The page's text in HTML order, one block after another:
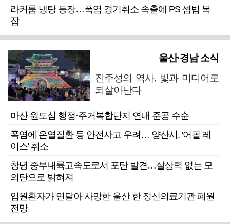
라커룸 냉탕 등장…폭염 경기취소 속출에 PS 셈법 복
잡
울산·경남 소식
진주성의 역사, 빛과 미디어로
되살아난다
마산 원도심 행정·주거복합단지 연내 준공 수순
폭염에 온열질환 등 안전사고 우려… 양산시, '어필 레
이스' 취소
창녕 중부내륙고속도로서 포탄 발견…살상력 없는 모
의탄으로 밝혀져
입원환자가 연달아 사망한 울산 한 정신의료기관 폐원
전망